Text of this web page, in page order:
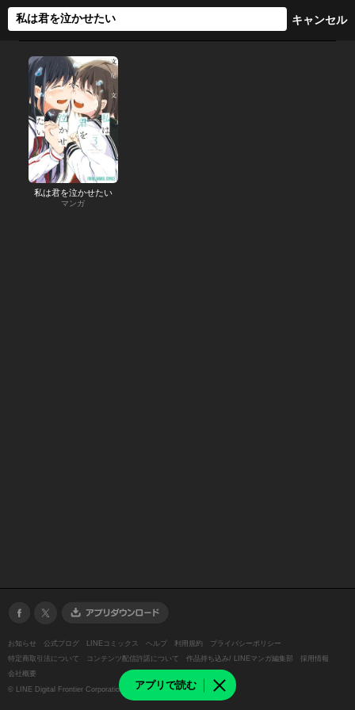
アプリで読む
私は君を泣かせたい
マンガ
お知らせ 公式ブログ LINEコミックス ヘルプ 利用規約
プライバシーポリシー
特定商取引法について
コンテンツ配信許諾について 作品持ち込み/ LINEマンガ編集部
採用情報
会社概要
© LINE Digital Frontier Corporation